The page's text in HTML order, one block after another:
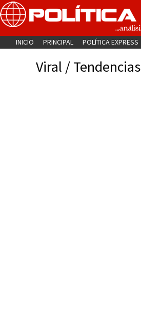
INICIO PRINCIPAL POLÍTICA EXPRESS
Viral / Tendencias